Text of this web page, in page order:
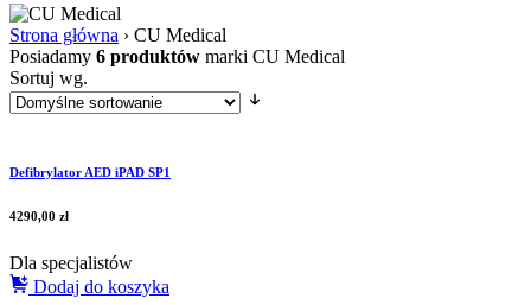
Strona główna › CU Medical
Posiadamy 6 produktów marki CU Medical
Sortuj wg.
Defibrylator AED iPAD SP1
4290,00 zł
Dla specjalistów
Dodaj do koszyka